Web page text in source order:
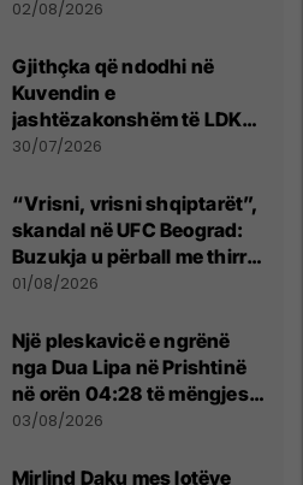
dikush e tradhtoi në
02/08/2026
Gjithçka që ndodhi në
Kuvendin e
jashtëzakonshëm të LDK-
së
30/07/2026
“Vrisni, vrisni shqiptarët”,
skandal në UFC Beograd:
Buzukja u përball me thirrje
anti-shqiptare nga
01/08/2026
Një pleskavicë e ngrënë
nga Dua Lipa në Prishtinë
në orën 04:28 të mëngjesit
- dhe bota digjitale serbe
03/08/2026
Mirlind Daku mes lotëve